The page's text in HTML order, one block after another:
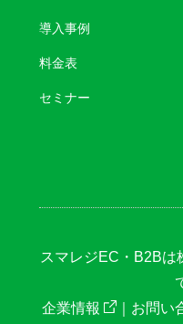
導入事例
料金表
セミナー
スマレジEC・B2Bは
企業情報
｜ お問い